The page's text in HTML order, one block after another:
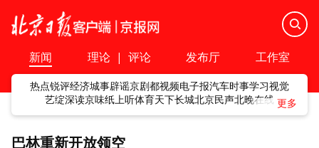
新闻 理论 | 评论 发布厅 工作室
热点锐评经济城事辟谣京剧都视频电子报汽车时事学习视觉
艺绽深读京味纸上听体育天下长城北京民声北晚在线
巴林重新开放领空